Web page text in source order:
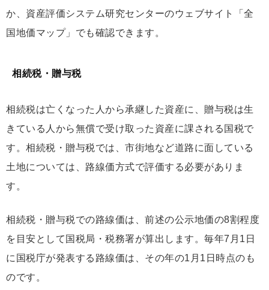
か、資産評価システム研究センターのウェブサイト「全
国地価マップ」でも確認できます。
相続税・贈与税
相続税は亡くなった人から承継した資産に、贈与税は生
きている人から無償で受け取った資産に課される国税で
す。相続税・贈与税では、市街地など道路に面している
土地については、路線価方式で評価する必要がありま
す。
相続税・贈与税での路線価は、前述の公示地価の8割程度
を目安として国税局・税務署が算出します。毎年7月1日
に国税庁が発表する路線価は、その年の1月1日時点のも
のです。